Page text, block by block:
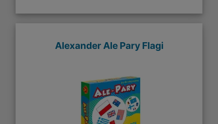
Alexander Ale Pary Flagi